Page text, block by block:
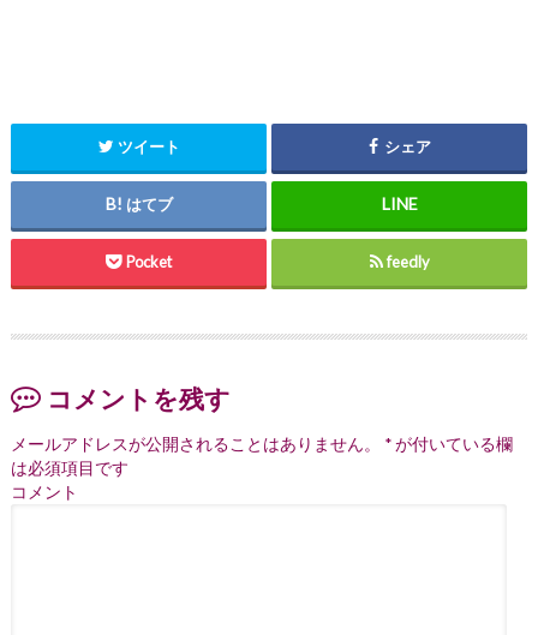
ツイート シェア
はてブ
Pocket feedly
コメントを残す
メールアドレスが公開されることはありません。 *が付いている欄
は必須項目です
コメント